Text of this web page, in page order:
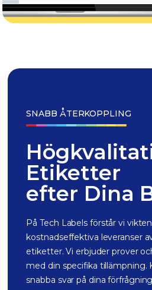
SNABB ÅTERKOPPLING
Etiketter
efter Dina
På Tech Labels förstår vi
kostnadseffektiva leveranser
etiketter. Vi erbjuder prover
med din specifika tillämpning.
snabba svar på dina